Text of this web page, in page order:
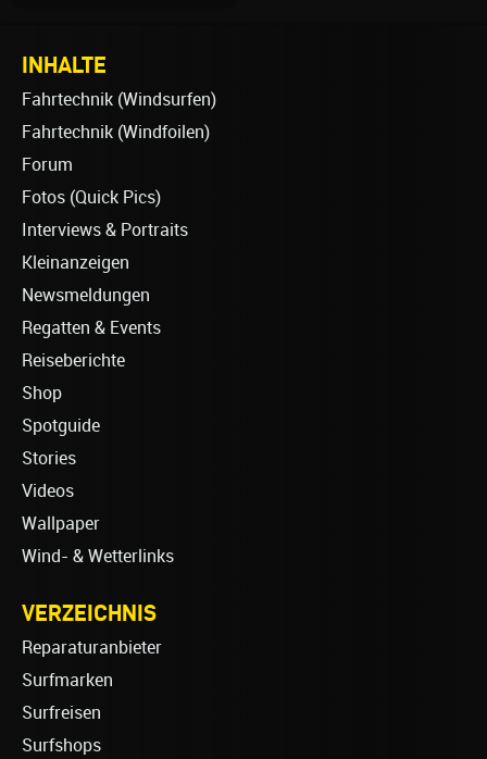
INHALTE
Fahrtechnik (Windsurfen)
Fahrtechnik (Windfoilen)
Forum
Fotos (Quick Pics)
Interviews & Portraits
Kleinanzeigen
Newsmeldungen
Regatten & Events
Reiseberichte
Shop
Spotguide
Stories
Videos
Wallpaper
Wind- & Wetterlinks
VERZEICHNIS
Reparaturanbieter
Surfmarken
Surfreisen
Surfshops